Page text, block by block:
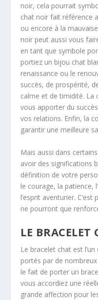
noir, cela pourrait
chat noir fait référence
ou encore à la
noir peut aussi vous
en tant que symbole
portiez un bijou chat
renaissance ou le
succès, de prospérité,
calme et de timidité. La
vous apporter du
vos relations. Enfin, la
garantir une meilleure
Mais aussi dans
avoir des significations
définition de votre
le courage, la patience,
l’esprit aventurier.
ne pourront que
LE BRACELET
Le bracelet chat est
portés par de
le fait de porter un
vous accordiez une
grande affection pour